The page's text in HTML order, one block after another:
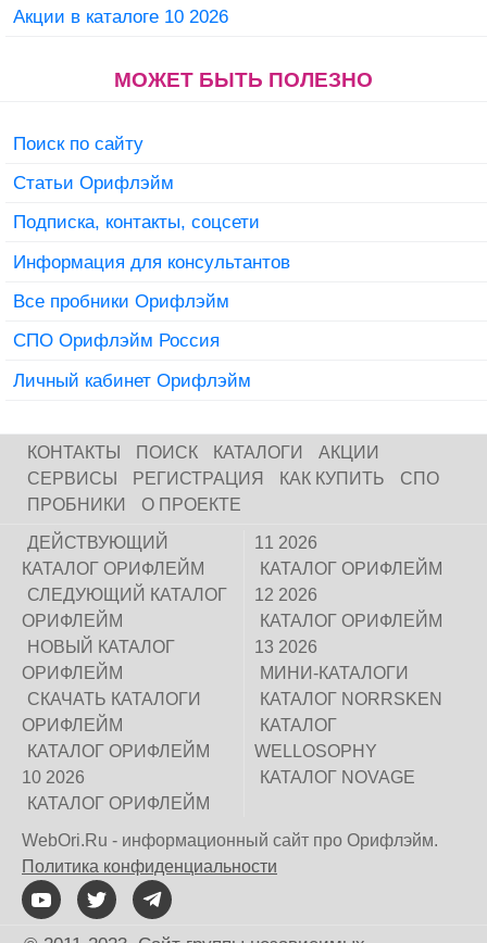
Акции в каталоге 10 2026
МОЖЕТ БЫТЬ ПОЛЕЗНО
Поиск по сайту
Статьи Орифлэйм
Подписка, контакты, соцсети
Информация для консультантов
Все пробники Орифлэйм
СПО Орифлэйм Россия
Личный кабинет Орифлэйм
КОНТАКТЫ ПОИСК КАТАЛОГИ
АКЦИИ
СЕРВИСЫ
РЕГИСТРАЦИЯ КАК КУПИТЬ
СПО
ПРОБНИКИ
О ПРОЕКТЕ
ДЕЙСТВУЮЩИЙ
КАТАЛОГ ОРИФЛЕЙМ
СЛЕДУЮЩИЙ КАТАЛОГ
ОРИФЛЕЙМ
НОВЫЙ КАТАЛОГ
ОРИФЛЕЙМ
СКАЧАТЬ КАТАЛОГИ
ОРИФЛЕЙМ
КАТАЛОГ ОРИФЛЕЙМ
10 2026
КАТАЛОГ ОРИФЛЕЙМ
11 2026
КАТАЛОГ ОРИФЛЕЙМ
12 2026
КАТАЛОГ ОРИФЛЕЙМ
13 2026
МИНИ-КАТАЛОГИ
КАТАЛОГ NORRSKEN
КАТАЛОГ
WELLOSOPHY
КАТАЛОГ NOVAGE
WebOri.Ru - информационный сайт про Орифлэйм.
Политика конфиденциальности